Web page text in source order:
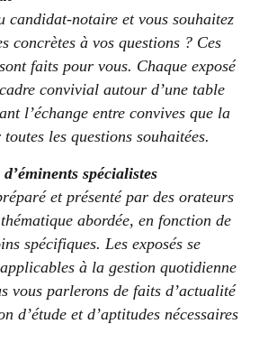
candidat-notaire et vous souhaitez
concrètes à vos questions ? Ces
faits pour vous. Chaque exposé
convivial autour d’une table
l’échange entre convives que la
les questions souhaitées.
spécialistes
et présenté par des orateurs
abordée, en fonction de
spécifiques. Les exposés se
à la gestion quotidienne
vous parlerons de faits d’actualité
d’étude et d’aptitudes nécessaires